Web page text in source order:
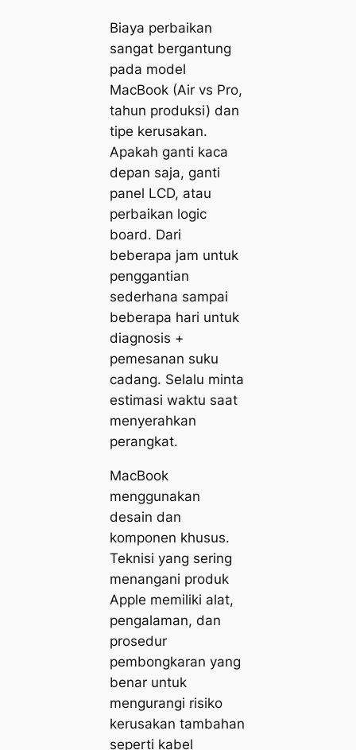
Biaya perbaikan
sangat bergantung
pada model
MacBook (Air vs Pro,
tahun produksi) dan
tipe kerusakan.
Apakah ganti kaca
depan saja, ganti
panel LCD, atau
perbaikan logic
board. Dari
beberapa jam untuk
penggantian
sederhana sampai
beberapa hari untuk
diagnosis +
pemesanan suku
cadang. Selalu minta
estimasi waktu saat
menyerahkan
perangkat.
MacBook
menggunakan
desain dan
komponen khusus.
Teknisi yang sering
menangani produk
Apple memiliki alat,
pengalaman, dan
prosedur
pembongkaran yang
benar untuk
mengurangi risiko
kerusakan tambahan
seperti kabel